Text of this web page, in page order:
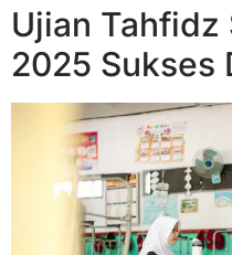
Ujian Tahfidz
2025 Sukses